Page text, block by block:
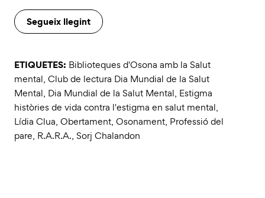
Segueix llegint
ETIQUETES: Biblioteques d'Osona amb la Salut
mental, Club de lectura Dia Mundial de la Salut
Mental, Dia Mundial de la Salut Mental, Estigma
històries de vida contra l'estigma en salut mental,
Lídia Clua, Obertament, Osonament, Professió del
pare, R.A.R.A., Sorj Chalandon